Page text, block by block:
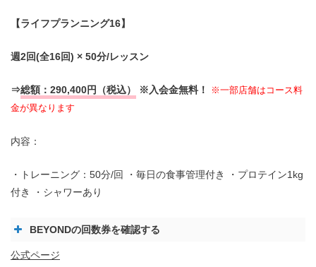
【ライフプランニング16】
週2回(全16回) × 50分/レッスン
⇒総額：290,400円（税込） ※入会金無料！
※一部店舗はコース料
金が異なります
内容：
・トレーニング：50分/回 ・毎日の食事管理付き ・プロテイン1kg
付き ・シャワーあり
BEYONDの回数券を確認する
【 回数券
公式ページ